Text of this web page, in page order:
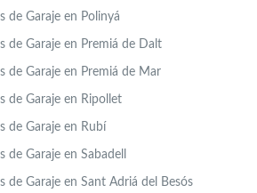
de Garaje en Polinyá
de Garaje en Premiá de Dalt
de Garaje en Premiá de Mar
de Garaje en Ripollet
de Garaje en Rubí
de Garaje en Sabadell
de Garaje en Sant Adriá del Besós